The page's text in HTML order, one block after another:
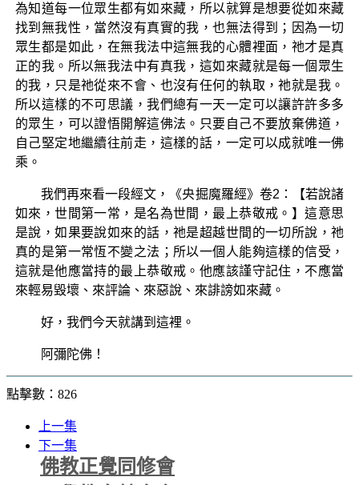
為知道每一位眾生都有如來藏，所以就算是想要從如來藏
找到無我性，當然沒有真實的我，也無法得到；因為一切
眾生都是如此，在無我法中這無我的心體裡面，祂才是真
正的我。所以無我法中有真我，這如來藏就是每一個眾生
的我，只是祂從來不會、也沒有任何的執取，祂就是我。
所以這樣的不可思議，我們總有一天一定可以讓許許多多
的眾生，可以證悟開解這佛法。只要自己不要放棄佛道，
自己堅定地繼續往前走，這樣的話，一定可以成就唯一佛
乘。
我們再來看一段經文，《央掘魔羅經》卷2：【若說諸
如來，世間第一常，是名為世間，最上恭敬戒。】這意思
是說，如果要說如來的話，祂是超越世間的一切所說，祂
真的是第一常恆不變之法；所以一個人能夠這樣的信受，
這就是他應當持的最上恭敬戒。他應該謹守記住，不應當
來輕易毀壞、來評論、來惡說、來誹謗如來藏。
好，我們今天就講到這裡。
阿彌陀佛！
點擊數：826
上一集
下一集
佛教正覺同修會